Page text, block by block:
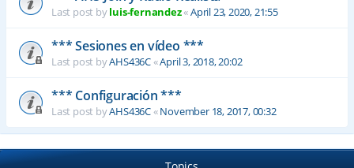
Last post byluis-fernandez«April 23, 2020, 21:55
*** Sesiones en vídeo ***
Last post byAHS436C«April 3, 2018, 20:02
*** Configuración ***
Last post byAHS436C«November 18, 2017, 00:32